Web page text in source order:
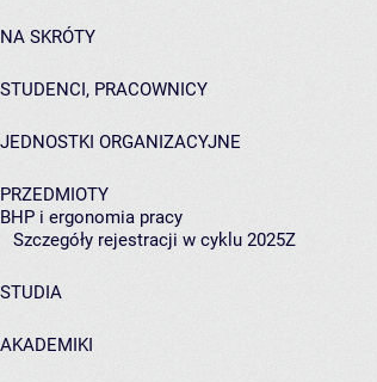
NA SKRÓTY
STUDENCI, PRACOWNICY
JEDNOSTKI ORGANIZACYJNE
PRZEDMIOTY
BHP i ergonomia pracy
Szczegóły rejestracji w cyklu 2025Z
STUDIA
AKADEMIKI